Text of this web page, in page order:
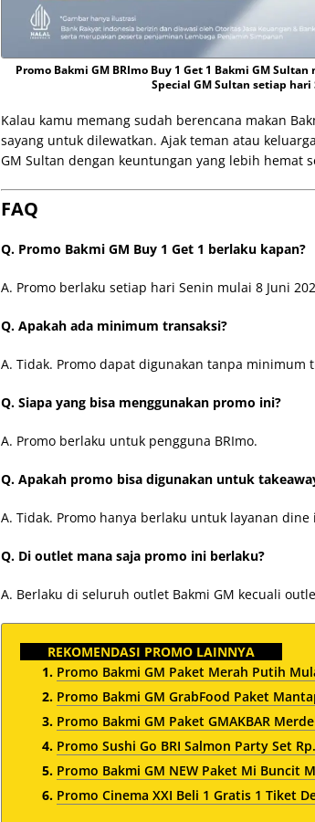
Promo Bakmi GM BRImo Buy 1 Get 1 Bakmi GM
Special GM Sultan setiap
Kalau kamu memang sudah berencana makan
sayang untuk dilewatkan. Ajak teman atau
GM Sultan dengan keuntungan yang lebih hemat
FAQ
Q. Promo Bakmi GM Buy 1 Get 1 berlaku kapan?
A. Promo berlaku setiap hari Senin mulai 8 Juni
Q. Apakah ada minimum transaksi?
A. Tidak. Promo dapat digunakan tanpa minimum
Q. Siapa yang bisa menggunakan promo ini?
A. Promo berlaku untuk pengguna BRImo.
Q. Apakah promo bisa digunakan untuk
A. Tidak. Promo hanya berlaku untuk layanan dine
Q. Di outlet mana saja promo ini berlaku?
A. Berlaku di seluruh outlet Bakmi GM kecuali
REKOMENDASI PROMO LAINNYA
Promo Bakmi GM Paket Merah Putih
Promo Bakmi GM GrabFood Paket
Promo Bakmi GM Paket GMAKBAR
Promo Sushi Go BRI Salmon Party Set
Promo Bakmi GM NEW Paket Mi Buncit
Promo Cinema XXI Beli 1 Gratis 1 Tiket